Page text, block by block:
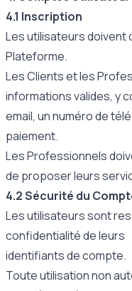
4.1 Inscription
Les utilisateurs doivent
Plateforme.
Les Clients et les
informations valides, y
email, un numéro de
paiement.
Les Professionnels
de proposer leurs
4.2 Sécurité du
Les utilisateurs sont
confidentialité de leurs
identifiants de compte.
Toute utilisation non